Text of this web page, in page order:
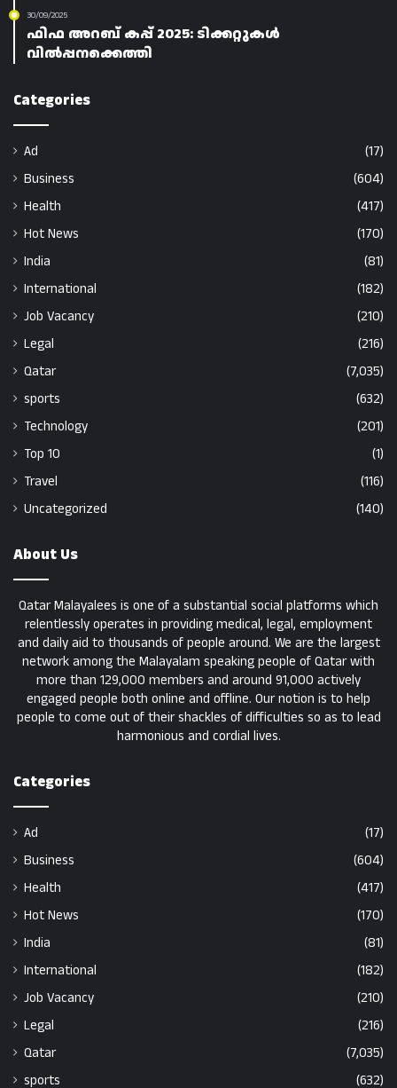
30/09/2025
ഫിഫ അറബ് കപ്പ് 2025: ടിക്കറ്റുകൾ
വിൽപ്പനക്കെത്തി
Categories
Ad
(17)
Business
(604)
Health
(417)
Hot News
(170)
India
(81)
International
(182)
Job Vacancy
(210)
Legal
(216)
Qatar
(7,035)
sports
(632)
Technology
(201)
Top 10
(1)
Travel
(116)
Uncategorized
(140)
About Us
Qatar Malayalees is one of a substantial social platforms which
relentlessly operates in providing medical, legal, employment
and daily aid to thousands of people around. We are the largest
network among the Malayalam speaking people of Qatar with
more than 129,000 members and around 91,000 actively
engaged people both online and offline. Our notion is to help
people to come out of their shackles of difficulties so as to lead
harmonious and cordial lives.
Categories
Ad
(17)
Business
(604)
Health
(417)
Hot News
(170)
India
(81)
International
(182)
Job Vacancy
(210)
Legal
(216)
Qatar
(7,035)
sports
(632)